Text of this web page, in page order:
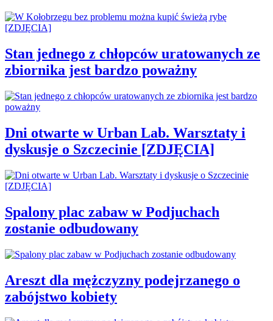
Stan jednego z chłopców uratowanych ze
zbiornika jest bardzo poważny
Dni otwarte w Urban Lab. Warsztaty i
dyskusje o Szczecinie [ZDJĘCIA]
Spalony plac zabaw w Podjuchach
zostanie odbudowany
Areszt dla mężczyzny podejrzanego o
zabójstwo kobiety